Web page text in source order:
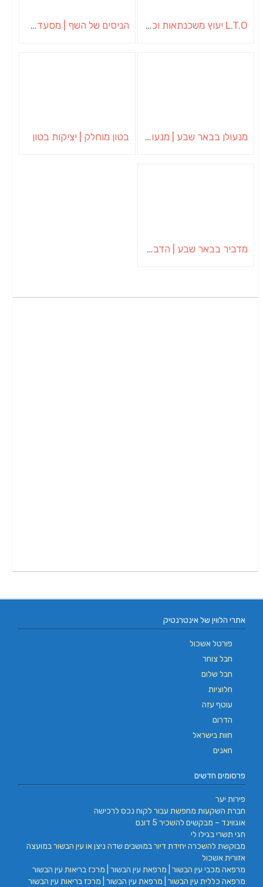
L.T.O יעוץ משכנתאות וכלכלת משפחה | יועץ משכנתאות באשכול הניסים של השף | מסעדת שף בבית | ארוחות גורמה
מנעולן בבאר שבע | מנעולן באופקים | ויטלי המנעולן בטון מוחלק | יציקות בטון
מדביר בבאר שבע | הדברה בבאר שבע | יוגב הדברות
אתרי הלווין של אינטרנטיק
פורטל אשכול
חבל צוחר
חבל שלום
חלוציות
עוטף עזה
הדרום
חוות בישראל
חאנים
פרסומים חדשים
פירות יער
חברת השקעות מחפשת עבור לקוח נכס לרכישה
אוגווינד – מבקשים להשכיר 5 דונם
חגי תשרי בגילו לי
מבוקשת להשכרה יחידת דיור במושבים שדה ניצן או עין הבשור במועצה
אזורית אשכול
מרפאה מכבי עין הבשור | מרפאת עין הבשור | מרכז בריאות עין הבשור
מרפאה כללית עין הבשור | מרפאת עין הבשור | מרכז בריאות עין הבשור